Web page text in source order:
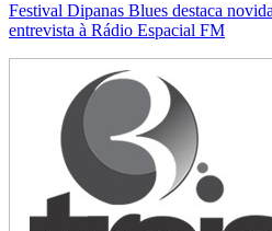
Festival Dipanas Blues destaca
entrevista à Rádio Espacial FM